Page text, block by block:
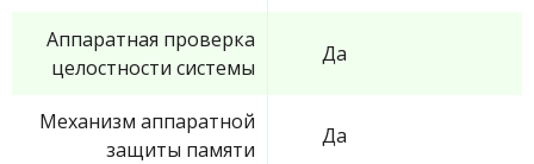
Аппаратная проверка
целостности системы
Да
Механизм аппаратной
защиты памяти
Да